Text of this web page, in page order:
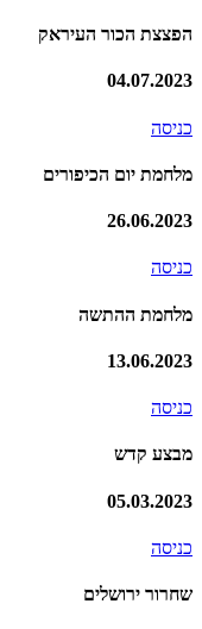
הפצצת הכור העיראק
04.07.2023
כניסה
מלחמת יום הכיפורים
26.06.2023
כניסה
מלחמת ההתשה
13.06.2023
כניסה
מבצע קדש
05.03.2023
כניסה
שחרור ירושלים